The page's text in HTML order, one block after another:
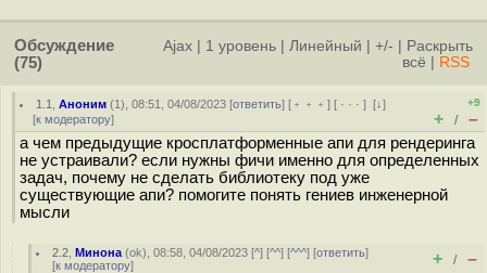
Обсуждение
(75)
Ajax 1 уровень Линейный +/-
Раскрыть
всё
RSS
1.1 ,Аноним (1), 08:51, 04/08/2023 [ответить] [ ﹢﹢﹢] [ · · ·][↓]
[к модератору]
+9
+ / –
а чем предыдущие кросплатформенные апи для рендеринга
не устраивали? если нужны фичи именно для определенных
задач, почему не сделать библиотеку под уже
существующие апи? помогите понять гениев инженерной
мысли
2.2 ,Минона (ok), 08:58, 04/08/2023 [^] [^^] [^^^] [ответить]
[к модератору] + / –